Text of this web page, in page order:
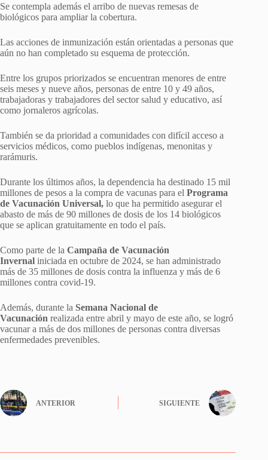
Se contempla además el arribo de nuevas remesas de
biológicos para ampliar la cobertura.
Las acciones de inmunización están orientadas a personas que
aún no han completado su esquema de protección.
Entre los grupos priorizados se encuentran menores de entre
seis meses y nueve años, personas de entre 10 y 49 años,
trabajadoras y trabajadores del sector salud y educativo, así
como jornaleros agrícolas.
También se da prioridad a comunidades con difícil acceso a
servicios médicos, como pueblos indígenas, menonitas y
rarámuris.
Durante los últimos años, la dependencia ha destinado 15 mil
millones de pesos a la compra de vacunas para el Programa
de Vacunación Universal, lo que ha permitido asegurar el
abasto de más de 90 millones de dosis de los 14 biológicos
que se aplican gratuitamente en todo el país.
Como parte de la Campaña de Vacunación
Invernal iniciada en octubre de 2024, se han administrado
más de 35 millones de dosis contra la influenza y más de 6
millones contra covid-19.
Además, durante la Semana Nacional de
Vacunación realizada entre abril y mayo de este año, se logró
vacunar a más de dos millones de personas contra diversas
enfermedades prevenibles.
ANTERIOR SIGUIENTE